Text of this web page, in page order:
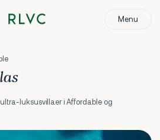
Menu
luksusvillaer i Affordable og